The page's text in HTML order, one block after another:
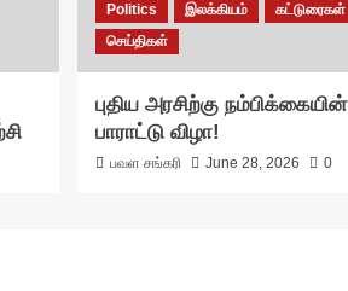
Politics இலக்கியம்
கட்டுரைகள்
செய்திகள்
புதிய அரசிற்கு நம்பிக்கையின்
பாராட்டு விழா!
பவள சங்கரி June 28, 2026 0